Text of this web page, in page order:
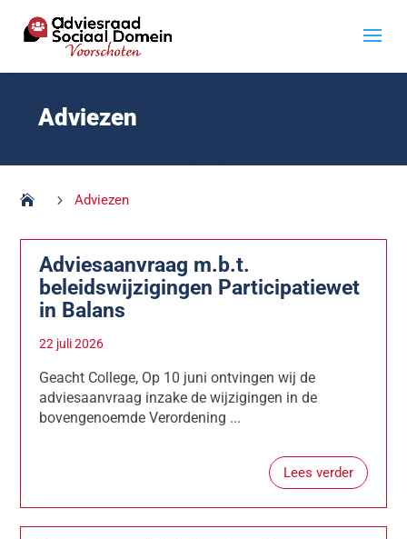
Adviezen
5 Adviezen
Adviesaanvraag m.b.t.
beleidswijzigingen Participatiewet
in Balans
22 juli 2026
Geacht College, Op 10 juni ontvingen wij de
adviesaanvraag inzake de wijzigingen in de
bovengenoemde Verordening ...
Lees verder